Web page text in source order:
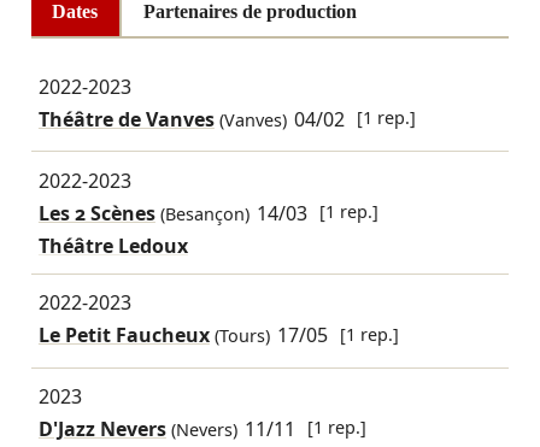
Dates Partenaires de production
2022-2023
Théâtre de Vanves(Vanves) 04/02 [1 rep.]
2022-2023
Les 2 Scènes(Besançon) 14/03 [1 rep.]
Théâtre Ledoux
2022-2023
Le Petit Faucheux(Tours) 17/05 [1 rep.]
2023
D'Jazz Nevers(Nevers) 11/11 [1 rep.]